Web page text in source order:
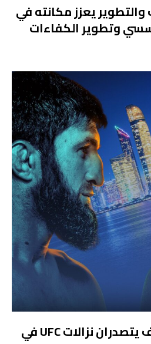
والتطوير يعزز مكانته في
وتطوير الكفاءات
أنكالايف وغوسكوف يتصدران نزالات UFC في